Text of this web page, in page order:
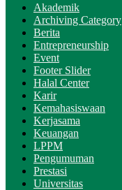
Akademik
Archiving Category
Berita
Entrepreneurship
Event
Footer Slider
Halal Center
Karir
Kemahasiswaan
Kerjasama
Keuangan
LPPM
Pengumuman
Prestasi
Universitas